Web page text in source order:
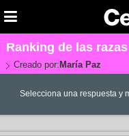
Ranking de las
Creado por: María Paz
Selecciona una respuesta y